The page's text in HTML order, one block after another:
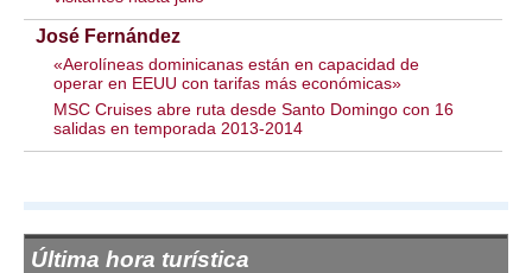
José Fernández
«Aerolíneas dominicanas están en capacidad de
operar en EEUU con tarifas más económicas»
MSC Cruises abre ruta desde Santo Domingo con 16
salidas en temporada 2013-2014
Última hora turística